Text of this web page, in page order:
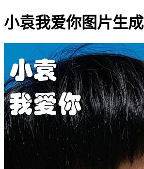
小袁我爱你图片生成